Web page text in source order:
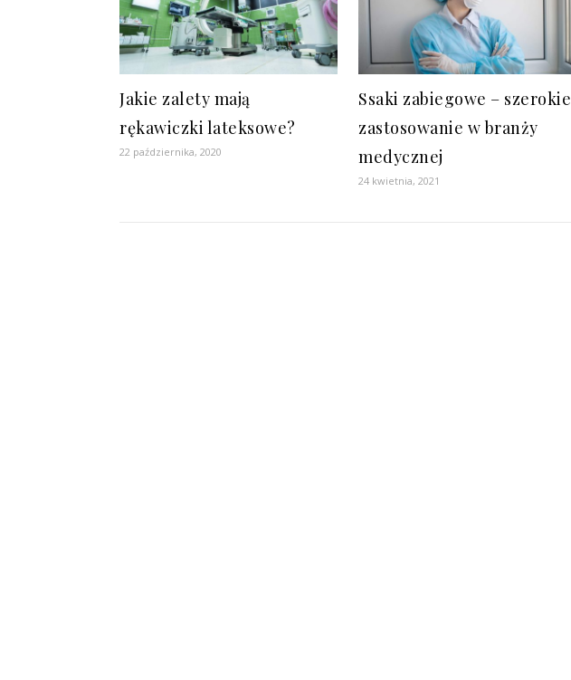
Jakie zalety mają
rękawiczki lateksowe?
22 października, 2020
Ssaki zabiegowe – szerokie
zastosowanie w branży
medycznej
24 kwietnia, 2021